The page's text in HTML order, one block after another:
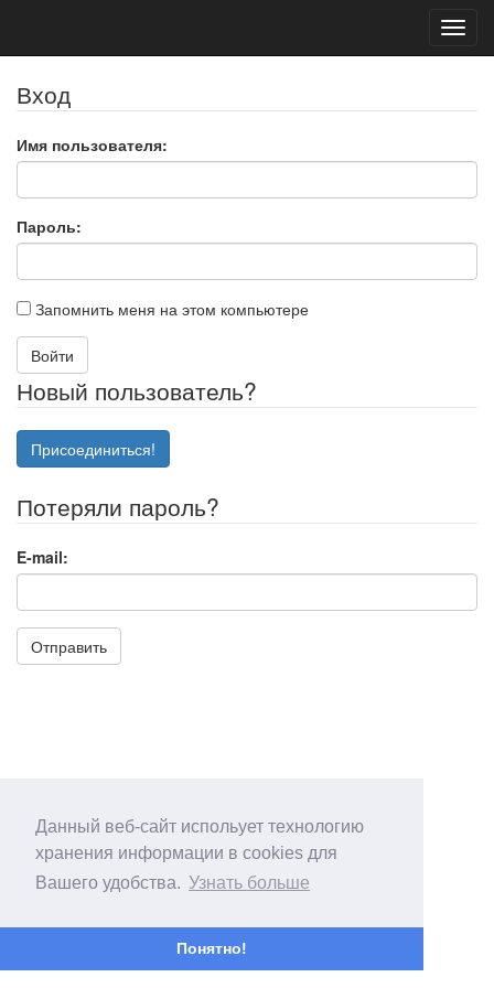
Данный веб-сайт испольует технологию
хранения информации в cookies для
Вашего удобства. Узнать больше
Понятно!
Вход
Имя пользователя:
Пароль:
Запомнить меня на этом компьютере
Войти
Новый пользователь?
Присоединиться!
Потеряли пароль?
E-mail:
Отправить